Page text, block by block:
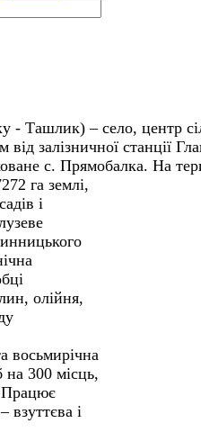
– село, центр
від залізничної станції
с. Прямобалка. На
га землі,
і
олійня,
восьмирічна
на 300 місць,
Працює
взуттєва і